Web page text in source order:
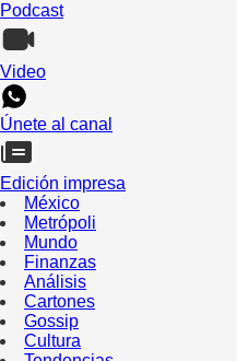
Podcast
Video
Únete al canal
Edición impresa
México
Metrópoli
Mundo
Finanzas
Análisis
Cartones
Gossip
Cultura